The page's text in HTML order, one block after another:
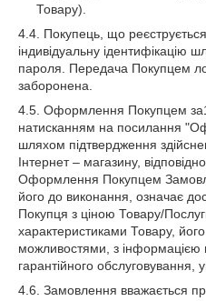
Товару).
4.4. Покупець, що
індивідуальну ідентифікацію
пароля. Передача Покупцем
заборонена.
4.5. Оформлення Покупцем
натисканням на посилання
шляхом підтвердження
Інтернет – магазину, відповідно.
Оформлення Покупцем
його до виконання, означає
Покупця з ціною Товару/
характеристиками Товару,
можливостями, з інформацією
гарантійного
4.6. Замовлення вважається